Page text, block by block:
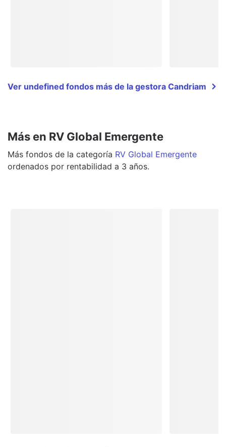
Ver undefined fondos más de la gestora Candriam
Más en RV Global Emergente
Más fondos de la categoría RV Global Emergente
ordenados por rentabilidad a 3 años.